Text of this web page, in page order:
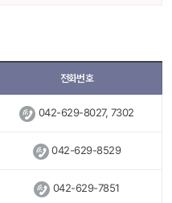
전화번호
042-629-8027, 7302
042-629-8529
042-629-7851